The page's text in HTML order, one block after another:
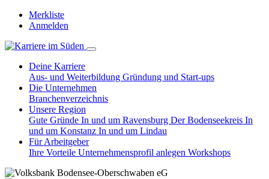
Merkliste
Anmelden
Deine Karriere
Aus- und Weiterbildung Gründung und Start-ups
Die Unternehmen
Branchenverzeichnis
Unsere Region
Gute Gründe In und um Ravensburg Der Bodenseekreis In
und um Konstanz In und um Lindau
Für Arbeitgeber
Ihre Vorteile Unternehmensprofil anlegen Workshops